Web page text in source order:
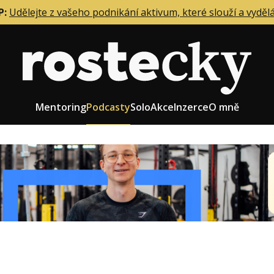
Udělejte z vašeho podnikání aktivum, které slouží a
MentoringPodcastySoloAkceInzerceO mně
firmy
zaměstnanců
Role zakladatele/CEO
Růst firmy